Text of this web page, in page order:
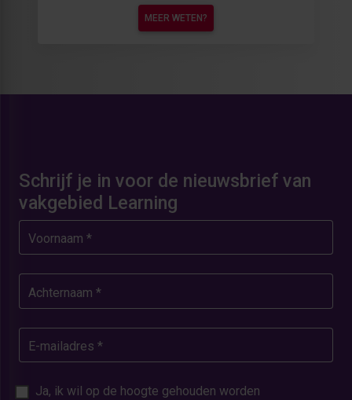
MEER WETEN?
Schrijf je in voor de nieuwsbrief van
vakgebied Learning
Voornaam *
Achternaam *
E-mailadres *
Ja, ik wil op de hoogte gehouden worden